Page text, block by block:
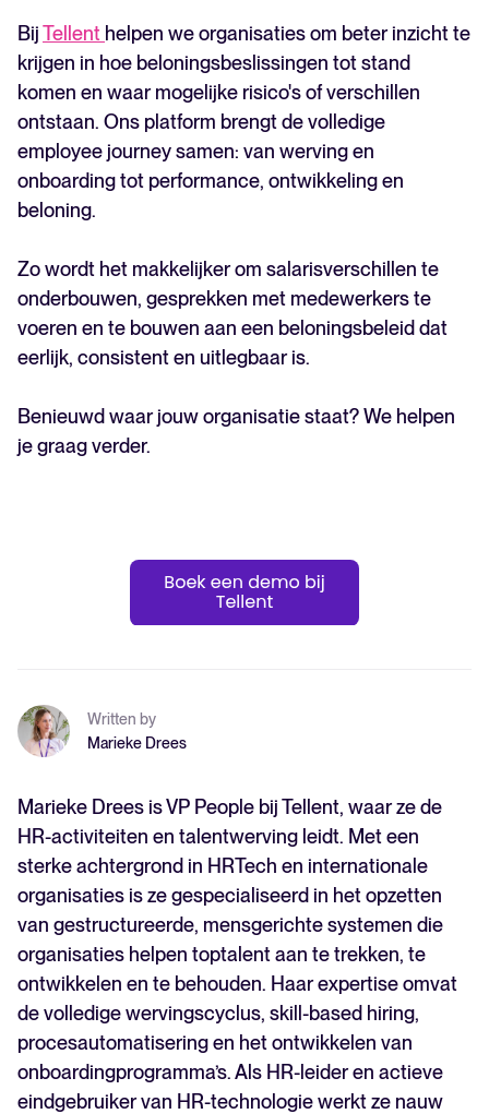
BijTellent helpen we organisaties om beter inzicht te
krijgen in hoe beloningsbeslissingen tot stand
komen en waar mogelijke risico's of verschillen
ontstaan. Ons platform brengt de volledige
employee journey samen: van werving en
onboarding tot performance, ontwikkeling en
beloning.
Zo wordt het makkelijker om salarisverschillen te
onderbouwen, gesprekken met medewerkers te
voeren en te bouwen aan een beloningsbeleid dat
eerlijk, consistent en uitlegbaar is.
Benieuwd waar jouw organisatie staat? We helpen
je graag verder.
Written by
Marieke Drees
Marieke Drees is VP People bij Tellent, waar ze de
HR-activiteiten en talentwerving leidt. Met een
sterke achtergrond in HRTech en internationale
organisaties is ze gespecialiseerd in het opzetten
van gestructureerde, mensgerichte systemen die
organisaties helpen toptalent aan te trekken, te
ontwikkelen en te behouden. Haar expertise omvat
de volledige wervingscyclus, skill-based hiring,
procesautomatisering en het ontwikkelen van
onboardingprogramma’s. Als HR-leider en actieve
eindgebruiker van HR-technologie werkt ze nauw